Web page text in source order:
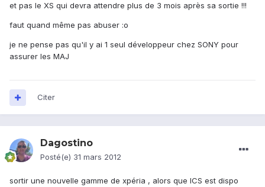
et pas le XS qui devra attendre plus de 3 mois après sa sortie !!!
faut quand même pas abuser :o
je ne pense pas qu'il y ai 1 seul développeur chez SONY pour
assurer les MAJ
Citer
Dagostino
Posté(e) 31 mars 2012
sortir une nouvelle gamme de xpéria , alors que ICS est dispo